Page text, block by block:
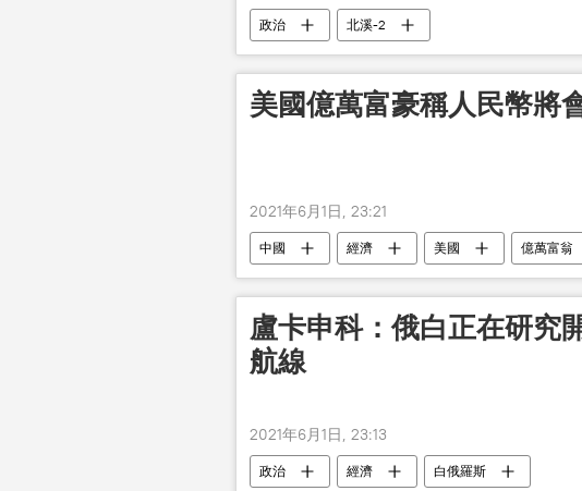
政治 北溪-2
美國億萬富豪稱人民幣將
2021年6月1日, 23:21
中國 經濟 美國 億萬富翁
盧卡申科：俄白正在研究
航線
2021年6月1日, 23:13
政治 經濟 白俄羅斯